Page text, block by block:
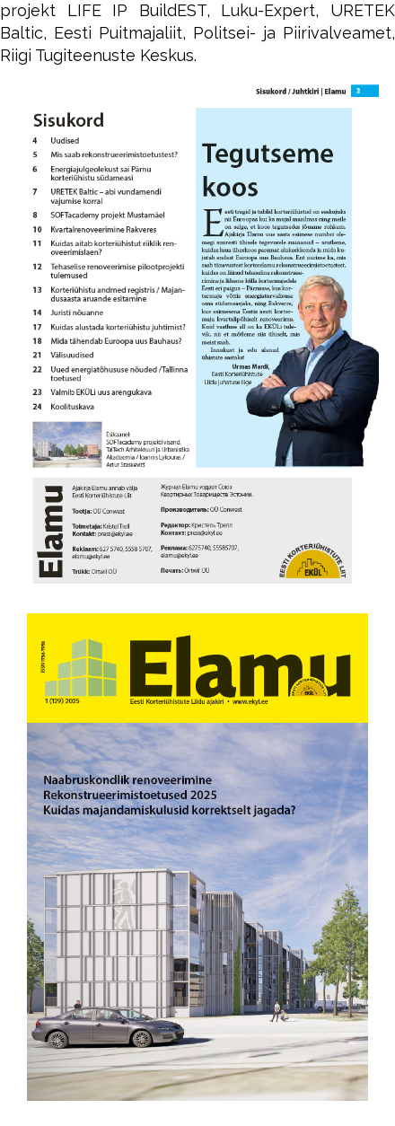
projekt LIFE IP BuildEST, Luku-Expert, URETEK
Baltic, Eesti Puitmajaliit, Politsei- ja Piirivalveamet,
Riigi Tugiteenuste Keskus.